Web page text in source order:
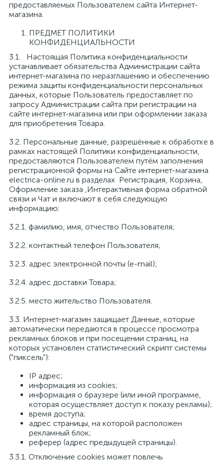
предоставляемых Пользователем сайта Интернет-
магазина.
ПРЕДМЕТ ПОЛИТИКИ
КОНФИДЕНЦИАЛЬНОСТИ
3.1. Настоящая Политика конфиденциальности
устанавливает обязательства Администрации сайта
интернет-магазина по неразглашению и обеспечению
режима защиты конфиденциальности персональных
данных, которые Пользователь предоставляет по
запросу Администрации сайта при регистрации на
сайте интернет-магазина или при оформлении заказа
для приобретения Товара.
3.2. Персональные данные, разрешённые к обработке в
рамках настоящей Политики конфиденциальности,
предоставляются Пользователем путём заполнения
регистрационной формы на Сайте интернет-магазина
electrica-online.ru в разделах Регистрация, Корзина,
Оформление заказа ,Интерактивная форма обратной
связи и Чат и включают в себя следующую
информацию:
3.2.1. фамилию, имя, отчество Пользователя;
3.2.2. контактный телефон Пользователя;
3.2.3. адрес электронной почты (e-mail);
3.2.4. адрес доставки Товара;
3.2.5. место жительство Пользователя.
3.3. Интернет-магазин защищает Данные, которые
автоматически передаются в процессе просмотра
рекламных блоков и при посещении страниц, на
которых установлен статистический скрипт системы
("пиксель"):
IP адрес;
информация из cookies;
информация о браузере (или иной программе,
которая осуществляет доступ к показу рекламы);
время доступа;
адрес страницы, на которой расположен
рекламный блок;
реферер (адрес предыдущей страницы).
3.3.1. Отключение cookies может повлечь